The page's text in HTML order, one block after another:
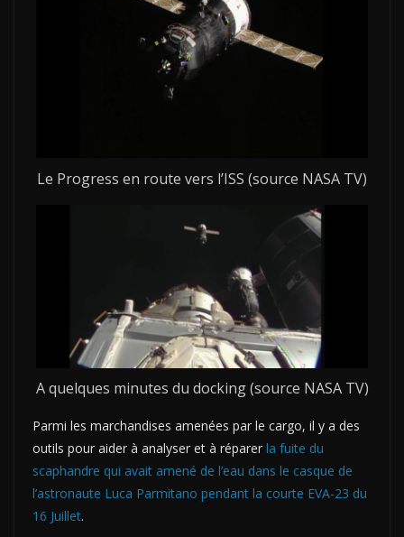
Le Progress en route vers l’ISS (source NASA TV)
A quelques minutes du docking (source NASA TV)
Parmi les marchandises amenées par le cargo, il y a des
outils pour aider à analyser et à réparer la fuite du
scaphandre qui avait amené de l’eau dans le casque de
l’astronaute Luca Parmitano pendant la courte EVA-23 du
16 Juillet.